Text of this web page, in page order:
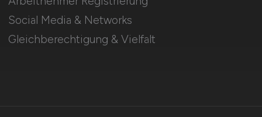
Social Media & Networks
Gleichberechtigung & Vielfalt